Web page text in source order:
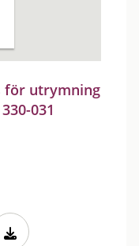
för utrymning
031